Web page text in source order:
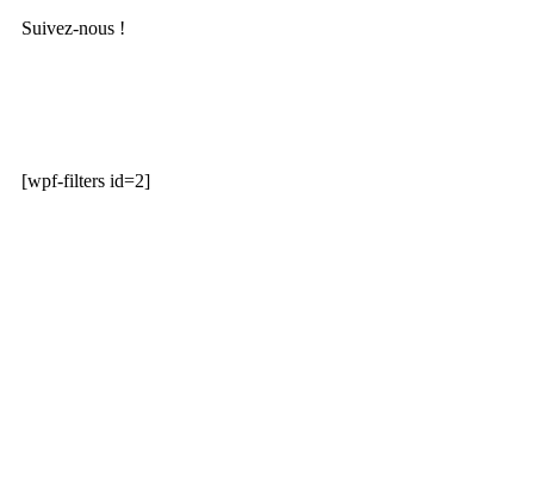
Suivez-nous !
[wpf-filters id=2]